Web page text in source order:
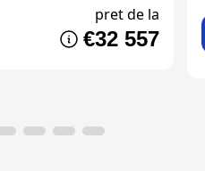
pret de la
€32 557